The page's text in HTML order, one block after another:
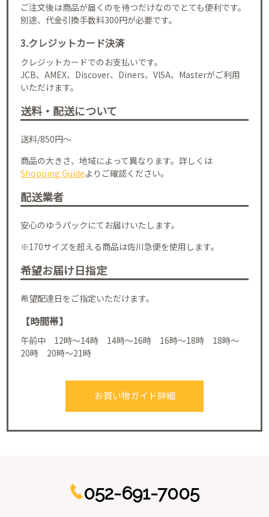
ご注文後は商品が届くのを待つだけなのでとても便利です。
別途、代金引換手数料300円が必要です。
3.クレジットカード決済
クレジットカードでのお支払いです。
JCB、AMEX、Discover、Diners、VISA、Masterがご利用
いただけます。
送料・配送について
送料/850円～
商品の大きさ、地域によって異なります。詳しくは
Shopping Guideよりご確認ください。
配送業者
安心のゆうパックにてお届けいたします。
※170サイズを超える商品は佐川急便を使用します。
希望お届け日指定
希望配達日をご指定いただけます。
【時間帯】
午前中 12時～14時 14時～16時 16時～18時 18時～
20時 20時～21時
お買い物ガイド詳細
052-691-7005